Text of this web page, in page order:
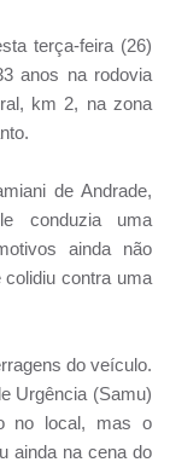
terça-feira (26)
anos na rodovia
km 2, na zona
de Andrade,
conduzia uma
ainda não
contra uma
do veículo.
Urgência (Samu)
no local, mas o
ainda na cena do